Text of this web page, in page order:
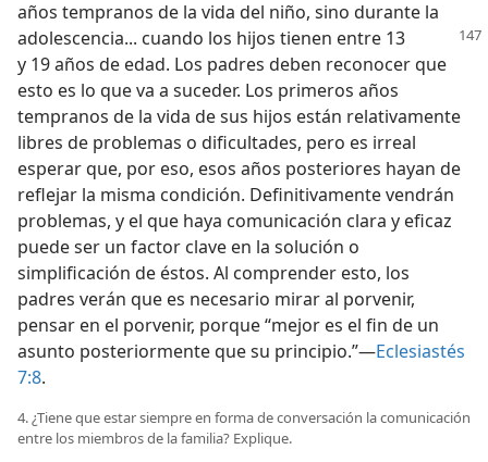
años tempranos de la vida del niño, sino durante la
adolescencia... cuando los hijos tienen entre 13
y 19 años de edad. Los padres deben reconocer que
esto es lo que va a suceder. Los primeros años
tempranos de la vida de sus hijos están relativamente
libres de problemas o dificultades, pero es irreal
esperar que, por eso, esos años posteriores hayan de
reflejar la misma condición. Definitivamente vendrán
problemas, y el que haya comunicación clara y eficaz
puede ser un factor clave en la solución o
simplificación de éstos. Al comprender esto, los
padres verán que es necesario mirar al porvenir,
pensar en el porvenir, porque “mejor es el fin de un
asunto posteriormente que su principio.”—Eclesiastés
7:8.
4. ¿Tiene que estar siempre en forma de conversación la comunicación
entre los miembros de la familia? Explique.